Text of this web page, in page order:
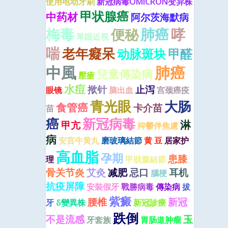
中药材甲状腺癌阿尔茨海默病
梅毒單眼近視便秘肺癌哮
喘老年癡呆动脉斑块甲醛
中風壓瘡兒童傳染病肺癌
眼镜水痘揿针 脑出血止泻宫颈癌疫
苗食管癌青光眼 卡介苗大肠
癌甲亢新冠病毒抑鬱伴焦慮淋
病安宫牛黄丸 磨玻璃結節黄 豆 居家护
理 高血脂孕期 甲狀腺結節患膝
骨关节炎艾灸 减肥忌口 腦梗耳机
抗疫屏障安裝假牙戰勝病毒傳染病拔
牙 δ變異株腰椎紫癜新冠診療新冠
不是流感牙套族 跌倒 胃肠道肿瘤玉